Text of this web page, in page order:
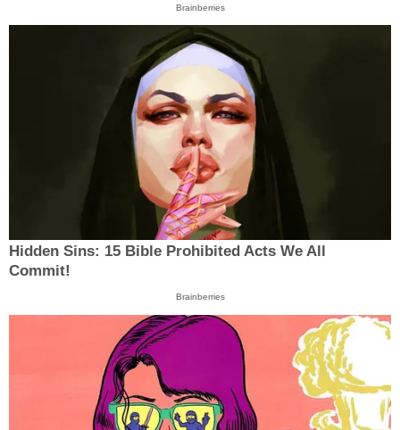
Brainberries
Hidden Sins: 15 Bible Prohibited Acts We All
Commit!
Brainberries